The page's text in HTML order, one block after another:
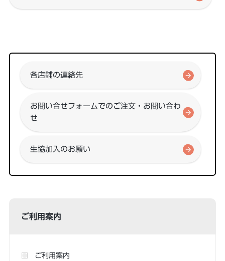
各店舗の連絡先
お問い合せフォームでのご注文・お問い合わ
せ
生協加入のお願い
ご利用案内
ご利用案内